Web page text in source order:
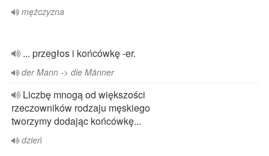
mężczyzna
... przegłos i końcówkę -er.
der Mann -> die Männer
Liczbę mnogą od większości
rzeczowników rodzaju męskiego
tworzymy dodając końcówkę...
dzień